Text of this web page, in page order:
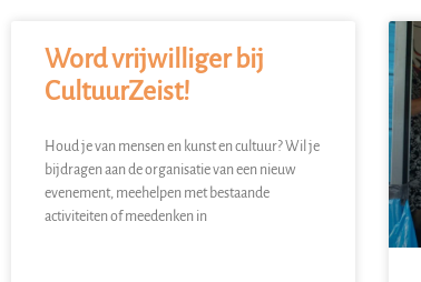
Word vrijwilliger bij
CultuurZeist!
Houd je van mensen en kunst en cultuur? Wil je
bijdragen aan de organisatie van een nieuw
evenement, meehelpen met bestaande
activiteiten of meedenken in